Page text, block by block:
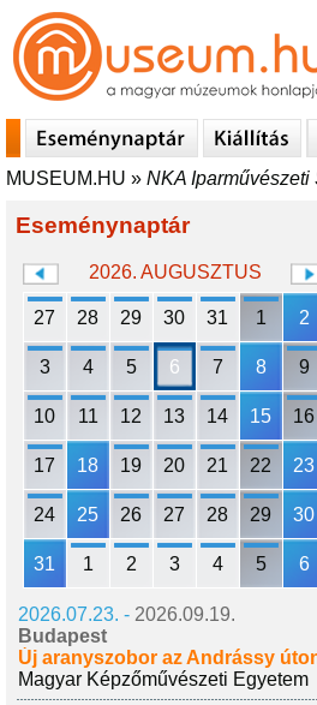
MUSEUM.HU » NKA
Eseménynaptár
2026. AUGUSZTUS
27 28 29 30 31 1 2
3 4 5 6 7 8 9
10 11 12 13 14 15 16
17 18 19 20 21 22 23
24 25 26 27 28 29 30
31 1 2 3 4 5 6
2026.07.23. - 2026.09.19.
Budapest
Új aranyszobor az Andrássy
Magyar Képzőművészeti Egyetem